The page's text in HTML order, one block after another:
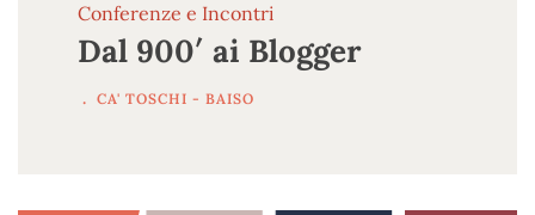
Conferenze e Incontri
Dal 900′ ai Blogger
. CA' TOSCHI - BAISO